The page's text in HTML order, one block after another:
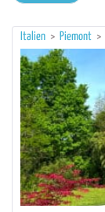
Italien > Piemont >